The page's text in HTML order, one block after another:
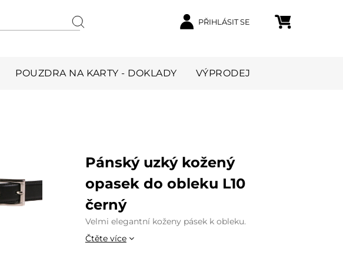
PŘIHLÁSIT SE
Nákupní košík
POUZDRA NA KARTY - DOKLADY VÝPRODEJ
Pánský uzký kožený
opasek do obleku L10
černý
Velmi elegantní koženy pásek k obleku.
Čtěte více